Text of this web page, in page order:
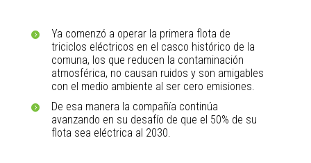
Ya comenzó a operar la primera flota de
triciclos eléctricos en el casco histórico de la
comuna, los que reducen la contaminación
atmosférica, no causan ruidos y son amigables
con el medio ambiente al ser cero emisiones.
De esa manera la compañía continúa
avanzando en su desafío de que el 50% de su
flota sea eléctrica al 2030.